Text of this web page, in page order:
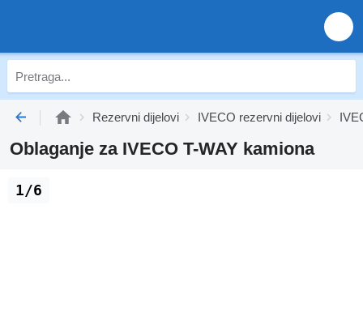
Rezervni dijelovi IVECO rezervni dijelovi
Oblaganje za IVECO T-WAY kamiona
1/6